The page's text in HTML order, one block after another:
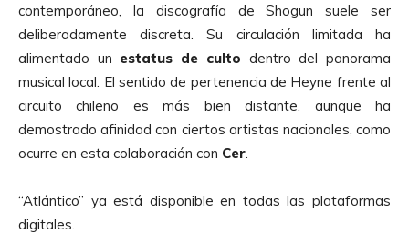
contemporáneo, la discografía de Shogun suele ser
deliberadamente discreta. Su circulación limitada ha
alimentado un estatus de culto dentro del panorama
musical local. El sentido de pertenencia de Heyne frente al
circuito chileno es más bien distante, aunque ha
demostrado afinidad con ciertos artistas nacionales, como
ocurre en esta colaboración con Cer
“Atlántico” ya está disponible en todas las plataformas
digitales.